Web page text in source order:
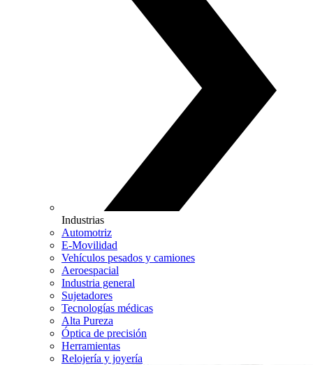
Industrias
Automotriz
E-Movilidad
Vehículos pesados y camiones
Aeroespacial
Industria general
Sujetadores
Tecnologías médicas
Alta Pureza
Óptica de precisión
Herramientas
Relojería y joyería